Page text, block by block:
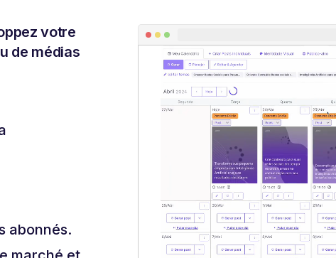
votre
de médias
abonnés.